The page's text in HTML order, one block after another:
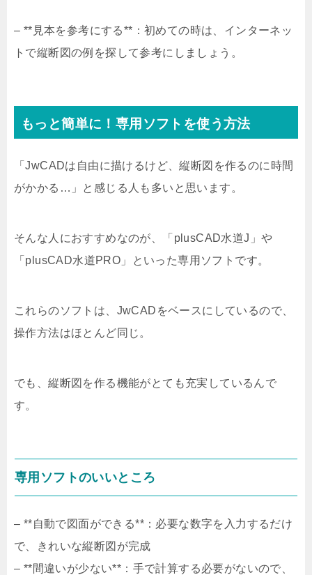
– **見本を参考にする**：初めての時は、インターネッ
トで縦断図の例を探して参考にしましょう。
もっと簡単に！専用ソフトを使う方法
「JwCADは自由に描けるけど、縦断図を作るのに時間
がかかる…」と感じる人も多いと思います。
そんな人におすすめなのが、「plusCAD水道J」や
「plusCAD水道PRO」といった専用ソフトです。
これらのソフトは、JwCADをベースにしているので、
操作方法はほとんど同じ。
でも、縦断図を作る機能がとても充実しているんで
す。
専用ソフトのいいところ
– **自動で図面ができる**：必要な数字を入力するだけ
で、きれいな縦断図が完成
– **間違いが少ない**：手で計算する必要がないので、